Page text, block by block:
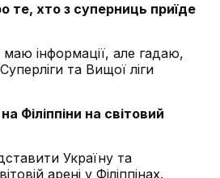
те, хто з суперниць приїде
інформації, але гадаю,
та Вищої ліги
Філіппіни на світовий
Україну та
арені у Філіппінах.